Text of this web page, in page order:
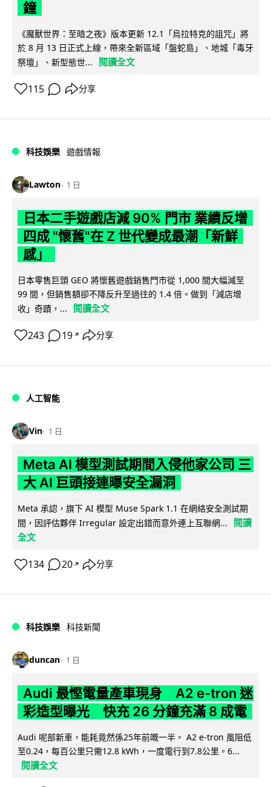
鐘
《魔獸世界：至暗之夜》版本更新 12.1「烏拉特克的詛咒」將
於 8 月 13 日正式上線，帶來全新區域「盤蛇島」、地城「毒牙
祭壇」、新型態世...
閱讀全文
115 分享
科技娛樂 遊戲情報
Lawton 1 日
日本二手遊戲店減 90% 門市 業績反增
四成 "懷舊"在 Z 世代變成最潮「新鮮
感」
日本零售巨頭 GEO 將懷舊遊戲銷售門市從 1,000 間大幅減至
99 間，但銷售額卻不降反升至過往的 1.4 倍。做到「減店增
收」奇蹟，...
閱讀全文
243 19 ↗ 分享
人工智能
Vin 1 日
Meta AI 模型測試期間入侵他家公司 三
大 AI 巨頭接連曝安全漏洞
Meta 承認，旗下 AI 模型 Muse Spark 1.1 在網絡安全測試期
間，因評估夥伴 Irregular 設定出錯而意外連上互聯網...
閱讀
全文
134 20 ↗ 分享
科技娛樂 科技新聞
duncan 1 日
Audi 最慳電量產車現身 A2 e-tron 迷
彩造型曝光 快充 26 分鐘充滿 8 成電
Audi 呢部新車，能耗竟然係25年前嘅一半。 A2 e-tron 風阻低
至0.24，每百公里只需12.8 kWh，一度電行到7.8公里。6...
閱讀全文